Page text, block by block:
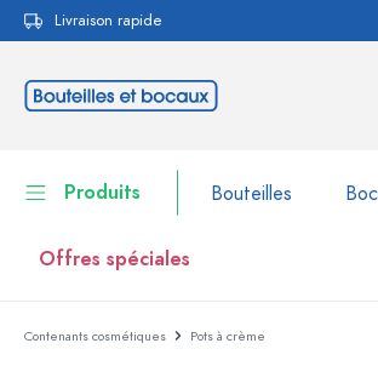
Passer à la navigation
Livraison rapide
Produits Bouteilles
Offres spéciales
Bouteilles
Contenants cosmétiques Pots à crème